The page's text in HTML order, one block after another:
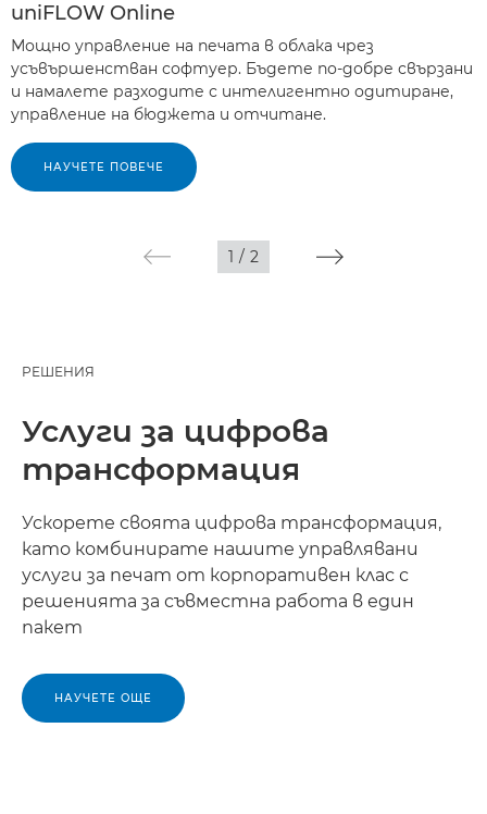
uniFLOW Online
Мощно управление на печата в облака чрез
усъвършенстван софтуер. Бъдете по-добре свързани
и намалете разходите с интелигентно одитиране,
управление на бюджета и отчитане.
НАУЧЕТЕ ПОВЕЧЕ
1 / 2
РЕШЕНИЯ
Услуги за цифрова
трансформация
Ускорете своята цифрова трансформация,
като комбинирате нашите управлявани
услуги за печат от корпоративен клас с
решенията за съвместна работа в един
пакет
НАУЧЕТЕ ОЩЕ